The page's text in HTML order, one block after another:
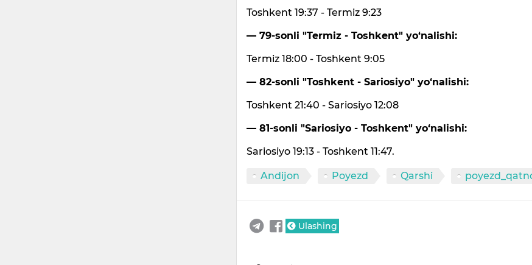
Toshkent 19:37 - Termiz 9:23
— 79-sonli "Termiz - Toshkent" yo‘nalishi:
Termiz 18:00 - Toshkent 9:05
— 82-sonli "Toshkent - Sariosiyo" yo‘nalishi:
Toshkent 21:40 - Sariosiyo 12:08
— 81-sonli "Sariosiyo - Toshkent" yo‘nalishi:
Sariosiyo 19:13 - Toshkent 11:47.
Andijon Poyezd Qarshi
Ulashing